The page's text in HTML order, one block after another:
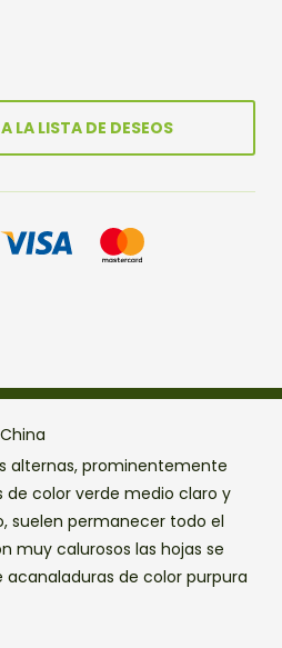
LA LISTA DE DESEOS
alternas, prominentemente
color verde medio claro y
suelen permanecer todo el
muy calurosos las hojas se
de color purpura